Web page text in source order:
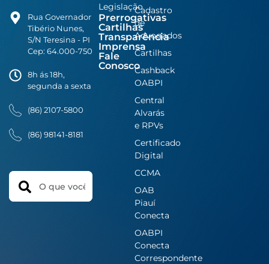
Rua Governador
Tibério Nunes,
S/N Teresina - PI
Cep: 64.000-750
8h ás 18h,
segunda a sexta
(86) 2107-5800
(86) 98141-8181
Search
Legislação
Prerrogativas
Cartilhas
Transparência
Imprensa
Fale
Conosco
Cadastro
de
Advogados
Cartilhas
Cashback
OABPI
Central
Alvarás
e RPVs
Certificado
Digital
CCMA
OAB
Piauí
Conecta
OABPI
Conecta
Correspondente